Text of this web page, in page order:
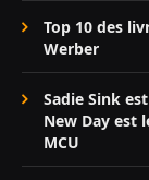
Top 10 des
Werber
Sadie Sink
New Day est
MCU